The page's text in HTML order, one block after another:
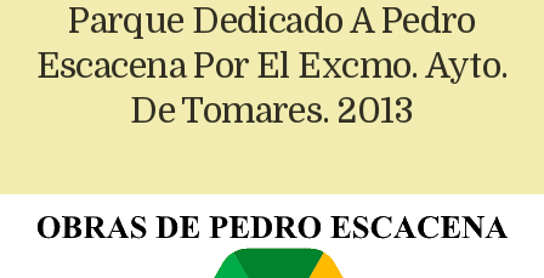
Parque Dedicado A Pedro
Escacena Por El Excmo. Ayto.
De Tomares. 2013